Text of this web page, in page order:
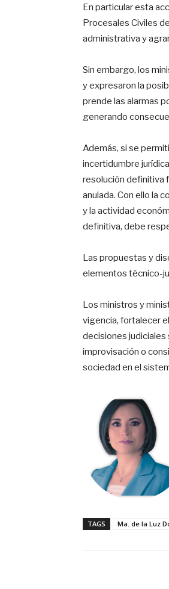
En particular esta
Procesales Civiles
administrativa y
Sin embargo, los
y expresaron la
prende las alarmas
generando
Además, si se
incertidumbre
resolución definitiva
anulada. Con ello la
y la actividad
definitiva, debe
Las propuestas y
elementos técnico-
Los ministros y
vigencia, fortalecer
decisiones judiciales
improvisación o
sociedad en el
TAGS Ma. de la Luz